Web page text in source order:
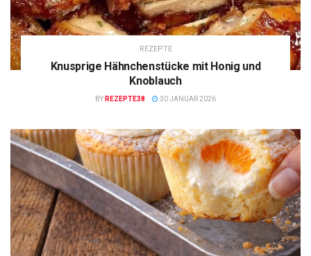
REZEPTE
Knusprige Hähnchenstücke mit Honig und
Knoblauch
BY REZEPTE38 30 JANUAR 2026